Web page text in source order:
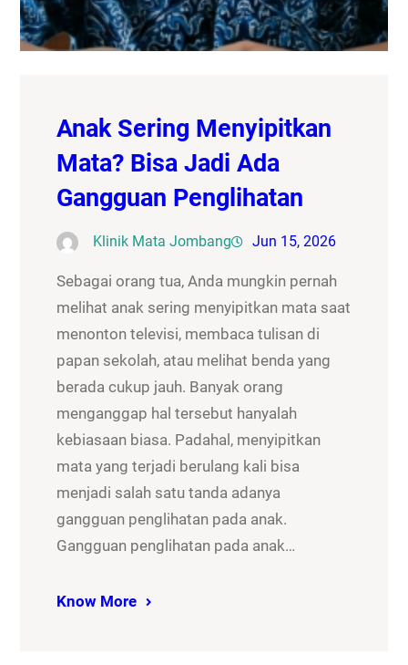
Anak Sering Menyipitkan
Mata? Bisa Jadi Ada
Gangguan Penglihatan
Klinik Mata Jombang Jun 15, 2026
Sebagai orang tua, Anda mungkin pernah
melihat anak sering menyipitkan mata saat
menonton televisi, membaca tulisan di
papan sekolah, atau melihat benda yang
berada cukup jauh. Banyak orang
menganggap hal tersebut hanyalah
kebiasaan biasa. Padahal, menyipitkan
mata yang terjadi berulang kali bisa
menjadi salah satu tanda adanya
gangguan penglihatan pada anak.
Gangguan penglihatan pada anak…
Know More